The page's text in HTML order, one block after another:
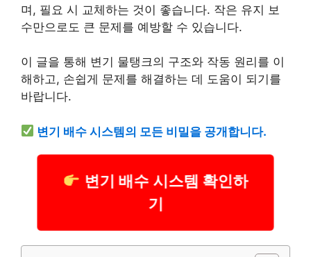
며, 필요 시 교체하는 것이 좋습니다. 작은 유지 보
수만으로도 큰 문제를 예방할 수 있습니다.
이 글을 통해 변기 물탱크의 구조와 작동 원리를 이
해하고, 손쉽게 문제를 해결하는 데 도움이 되기를
바랍니다.
변기 배수 시스템의 모든 비밀을 공개합니다.
변기 배수 시스템 확인하
기